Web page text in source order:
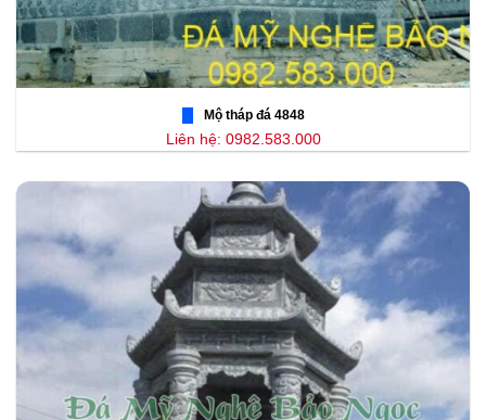
Mộ tháp đá 4848
Liên hệ: 0982.583.000